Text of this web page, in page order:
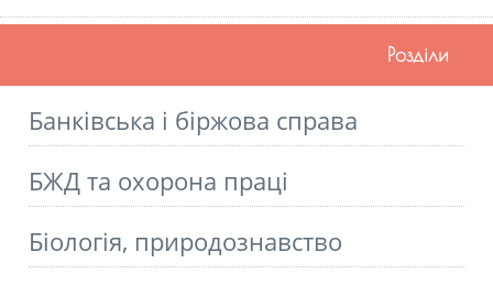
Розділи
Банківська і біржова справа
БЖД та охорона праці
Біологія, природознавство